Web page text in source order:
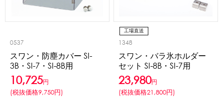
台湾かき氷「Snow-kiss（スノーキッス）」
かき氷コレクション
0537
スワン・防塵カバー SI-
3B・SI-7・SI-8B用
10,725円
(税抜価格9,750円)
工場直送
1348
スワン・バラ氷ホルダー
セット SI-8B・SI-7用
23,980円
(税抜価格21,800円)